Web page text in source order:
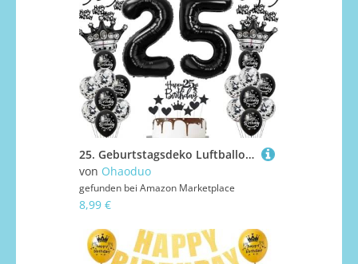
25. Geburtstagsdeko Luftballons Schwarz, Geburtstagsdeko 25 Jahr Männer, Schwarz Luftballon 25. Geburtstag Männer Frauen, 25. Geburtstag Dekoration Frauen 25. Tortendeko
von Ohaoduo
gefunden bei Amazon Marketplace
8,99 €